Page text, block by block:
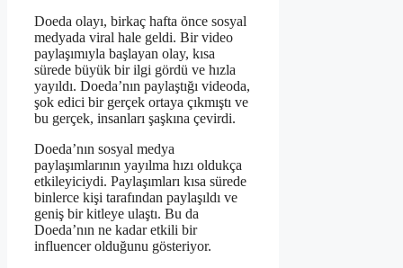
Doeda olayı, birkaç hafta önce sosyal
medyada viral hale geldi. Bir video
paylaşımıyla başlayan olay, kısa
sürede büyük bir ilgi gördü ve hızla
yayıldı. Doeda’nın paylaştığı videoda,
şok edici bir gerçek ortaya çıkmıştı ve
bu gerçek, insanları şaşkına çevirdi.
Doeda’nın sosyal medya
paylaşımlarının yayılma hızı oldukça
etkileyiciydi. Paylaşımları kısa sürede
binlerce kişi tarafından paylaşıldı ve
geniş bir kitleye ulaştı. Bu da
Doeda’nın ne kadar etkili bir
influencer olduğunu gösteriyor.